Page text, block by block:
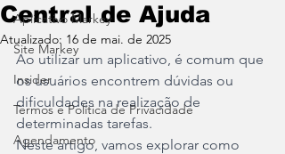
Aplicativo Markey
Site Markey
Insider
Termos e Política de Privacidade
Agendamento
Central de Ajuda
Atualizado: 16 de mai. de 2025
Ao utilizar um aplicativo, é comum que
os usuários encontrem dúvidas ou
dificuldades na realização de
determinadas tarefas.
Neste artigo, vamos explorar como